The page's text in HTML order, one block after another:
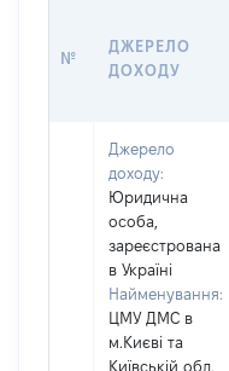
№
ДЖЕРЕЛО
ДОХОДУ
Джерело
доходу:
Юридична
особа,
зареєстрована
в Україні
Найменування:
ЦМУ ДМС в
м.Києві та
Київській обл.